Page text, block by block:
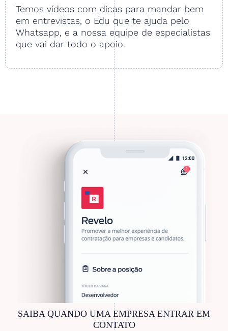
Temos vídeos com dicas para mandar bem
em entrevistas, o Edu que te ajuda pelo
Whatsapp, e a nossa equipe de especialistas
que vai dar todo o apoio.
SAIBA QUANDO UMA EMPRESA ENTRAR EM
CONTATO